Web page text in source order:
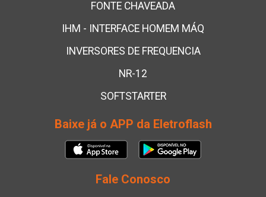
FONTE CHAVEADA
IHM - INTERFACE HOMEM MÁQ
INVERSORES DE FREQUENCIA
NR-12
SOFTSTARTER
Baixe já o APP da Eletroflash
Fale Conosco